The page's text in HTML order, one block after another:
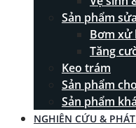
Sản phẩm
Bơm xử
Tăng
Keo trám
Sản phẩm
Sản phẩm
NGHIÊN CỨU &